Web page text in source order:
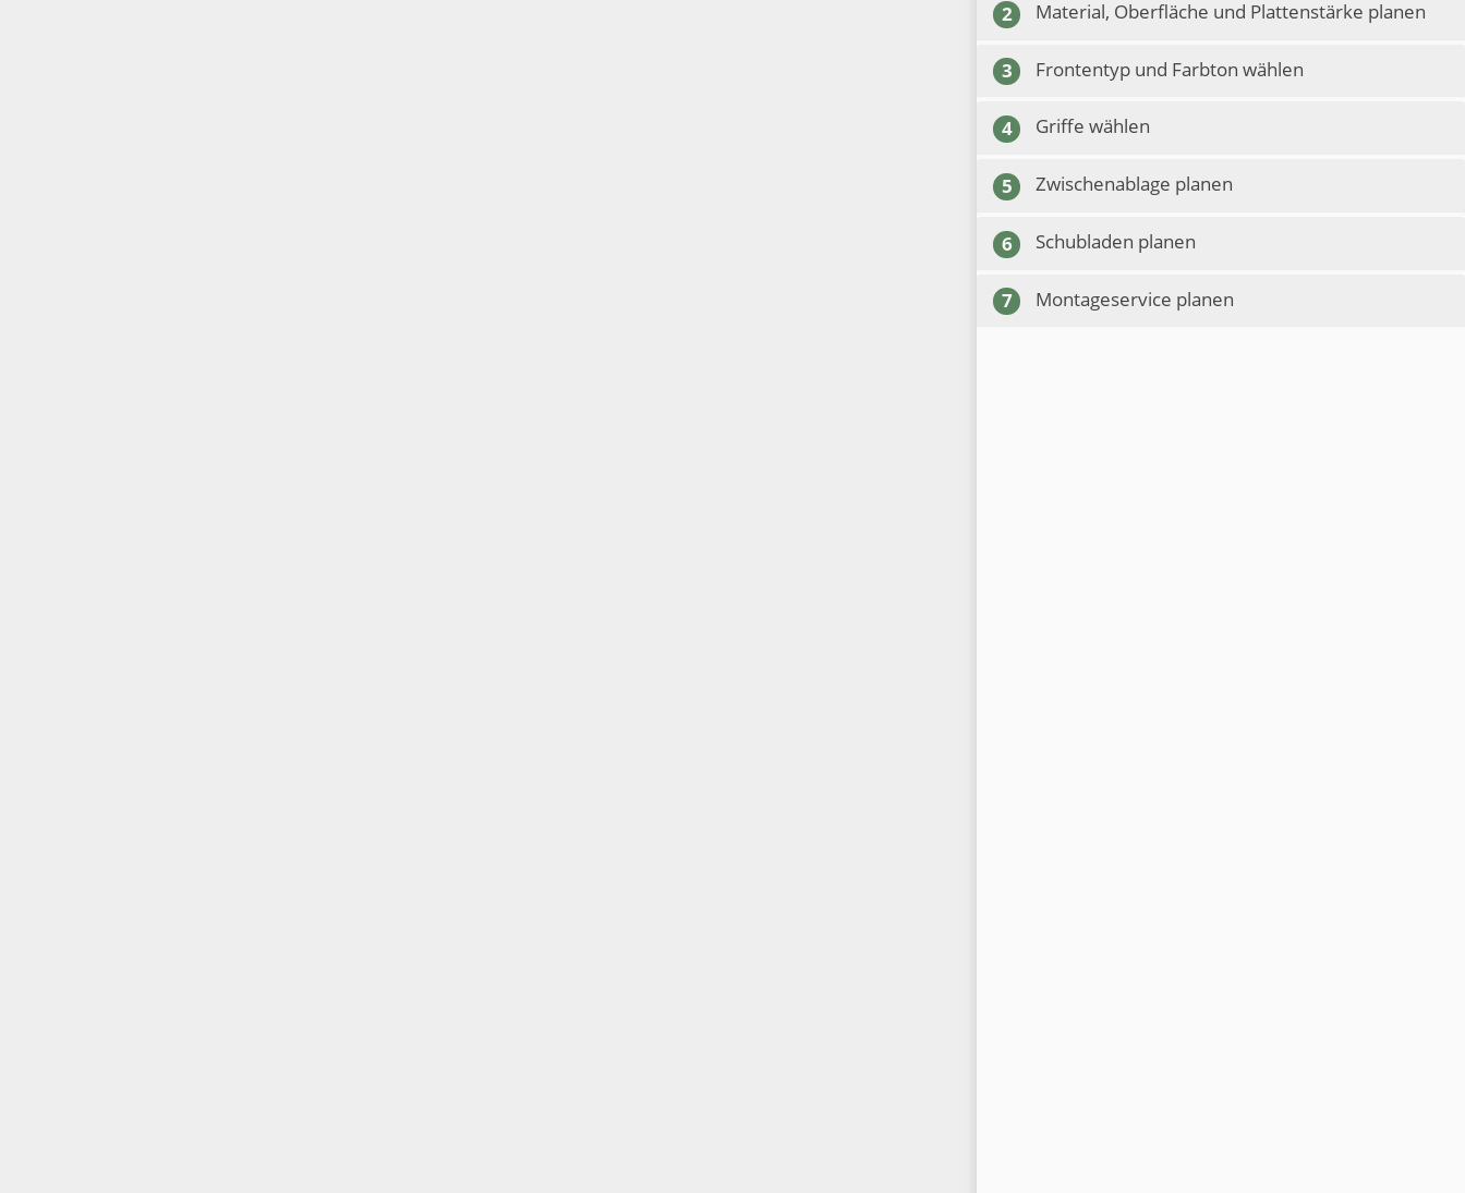
2 Material, Oberfläche und Plattenstärke planen
3 Frontentyp und Farbton wählen
4 Griffe wählen
5 Zwischenablage planen
6 Schubladen planen
7 Montageservice planen